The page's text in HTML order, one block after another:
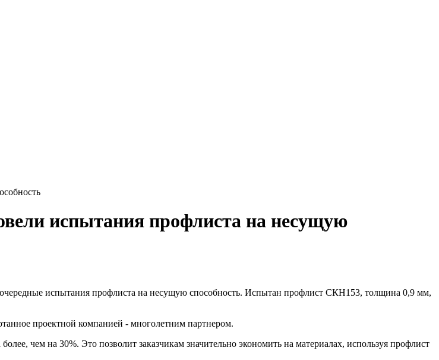
испытания профлиста на несущую
испытания профлиста на несущую способность. Испытан профлист СКН153, толщина 0,9 мм,
проектной компанией - многолетним партнером.
чем на 30%. Это позволит заказчикам значительно экономить на материалах, используя профлист